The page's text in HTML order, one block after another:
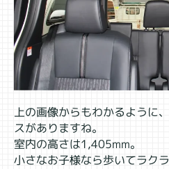
上の画像からもわかるように
スがありますね。
室内の高さは1,405mm。
小さなお子様なら歩いてラク